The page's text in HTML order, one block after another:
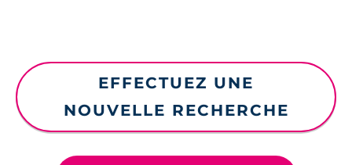
EFFECTUEZ UNE
NOUVELLE RECHERCHE